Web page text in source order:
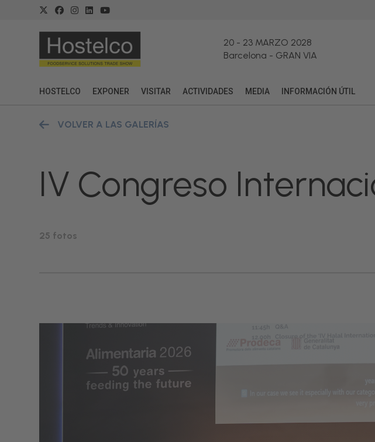
20- 23 MARZO 2028
Barcelona - GRAN VIA
HOSTELCO EXPONER VISITAR ACTIVIDADES MEDIA INFORMACIÓN ÚTIL
VOLVER A LAS GALERÍAS
IV Congreso
25 fotos